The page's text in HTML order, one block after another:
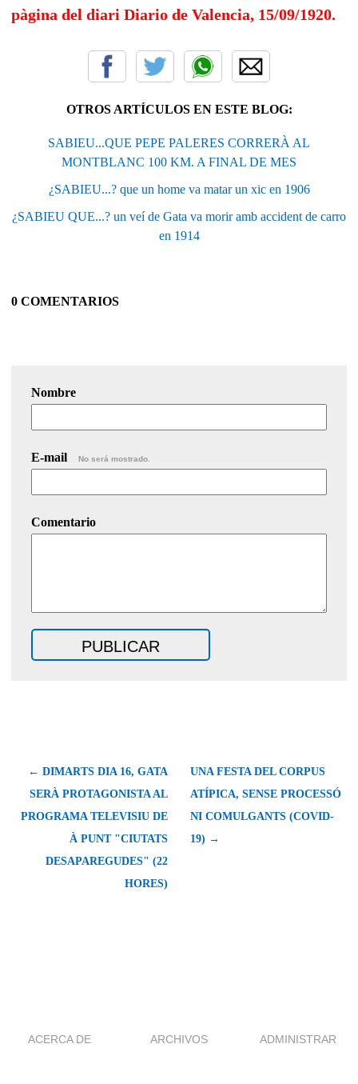
pàgina del diari Diario de Valencia, 15/09/1920.
OTROS ARTÍCULOS EN ESTE BLOG:
SABIEU...QUE PEPE PALERES CORRERÀ AL
MONTBLANC 100 KM. A FINAL DE MES
¿SABIEU...? que un home va matar un xic en 1906
¿SABIEU QUE...? un veí de Gata va morir amb accident de carro
en 1914
0 COMENTARIOS
Nombre
E-mail No será mostrado.
Comentario
← DIMARTS DIA 16, GATA
SERÀ PROTAGONISTA AL
PROGRAMA TELEVISIU DE
À PUNT "CIUTATS
DESAPAREGUDES" (22
HORES)
UNA FESTA DEL CORPUS
ATÍPICA, SENSE PROCESSÓ
NI COMULGANTS (COVID-
19) →
ACERCA DE ARCHIVOS ADMINISTRAR